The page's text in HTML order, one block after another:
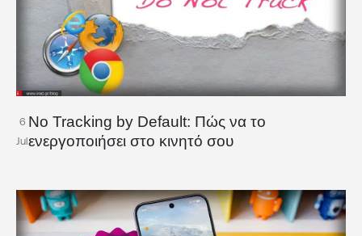
6
Jul
No Tracking by Default: Πώς να το
ενεργοποιήσει στο κινητό σου